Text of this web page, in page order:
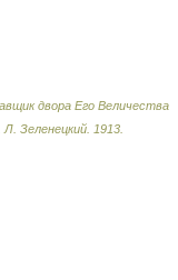
двора Его Величества
Л. Зеленецкий 1913